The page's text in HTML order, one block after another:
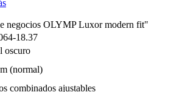
negocios OLYMP Luxor modern fit"
18.37
oscuro
(normal)
combinados ajustables